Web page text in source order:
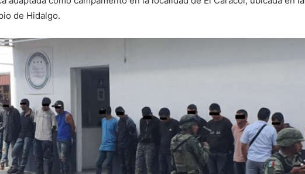
de Hidalgo.